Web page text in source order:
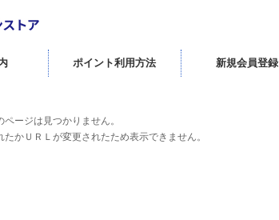
ポイント利用方法 新規会員登録
ページは見つかりません。
たかＵＲＬが変更されたため表示できません。